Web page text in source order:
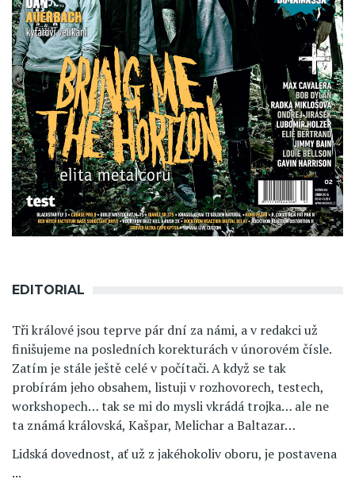
EDITORIAL
Tři králové jsou teprve pár dní za námi, a v redakci už
finišujeme na posledních korekturách v únorovém čísle.
Zatím je stále ještě celé v počítači. A když se tak
probírám jeho obsahem, listuji v rozhovorech, testech,
workshopech… tak se mi do mysli vkrádá trojka… ale ne
ta známá královská, Kašpar, Melichar a Baltazar…
Lidská dovednost, ať už z jakéhokoliv oboru, je postavena
...